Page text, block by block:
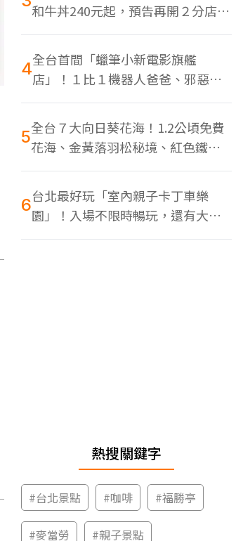
和牛丼240元起，預告再開２分店、
地點曝光
4全台首間「蠟筆小新電影旗艦
店」！１比１機器人爸爸、邪惡正
男，百款周邊買翻
5全台７大向日葵花海！1.2公頃免費
花海、金黃落羽松秘境、紅色鐵橋
同框
6台北最好玩「室內親子卡丁車樂
園」！入場不限時暢玩，還有大螢
幕Switch遊戲區
熱搜關鍵字
#台北景點 #咖啡 #福勝亭
#麥當勞 #親子景點